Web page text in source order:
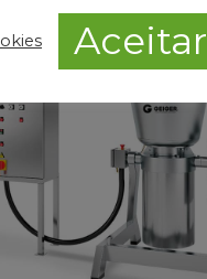
Aceitar